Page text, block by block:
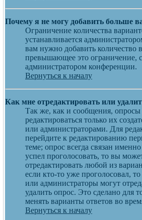
Почему я не могу добавить больше
Ограничение количества
устанавливается
вам нужно добавить количество
превышающее это ограничение,
администратором конференции.
Вернуться к началу
Как мне отредактировать или
Так же, как и сообщения, опросы
редактироваться только их
или администраторами. Для
перейдите к редактированию
теме; опрос всегда связан
успел проголосовать, то вы
отредактировать любой из
если кто-то уже проголосовал,
или администраторы могут
удалить опрос. Это сделано для
менять варианты ответов во
Вернуться к началу